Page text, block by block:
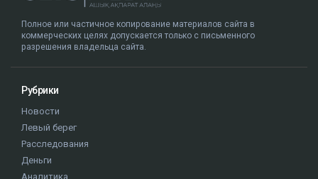
Бауыржан и дочери Аружан и Дария. По имеющейся
в открытом доступе информации, по профессии
Гульмира Сатыбалды - учительница.
уголовное дело